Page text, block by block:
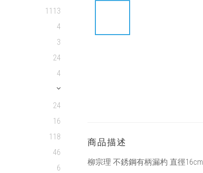
1113
4
3
24
4
24
16
118
46
6
商品描述
柳宗理 不銹鋼有柄漏杓 直徑16cm